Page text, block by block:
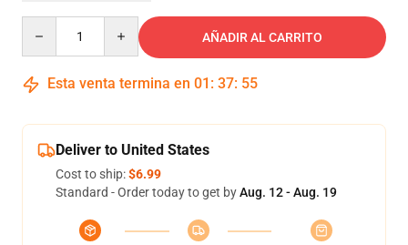
AÑADIR AL CARRITO
Esta venta termina en 01 : 37: 54
Deliver to United States
Cost to ship:$6.99
Standard - Order today to get byAug. 12 - Aug. 19